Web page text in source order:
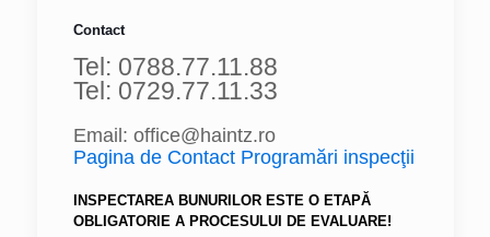
Contact
Tel: 0788.77.11.88
Tel: 0729.77.11.33
Email: office@haintz.ro
Pagina de Contact Programări inspecţii
INSPECTAREA BUNURILOR ESTE O ETAPĂ
OBLIGATORIE A PROCESULUI DE EVALUARE!